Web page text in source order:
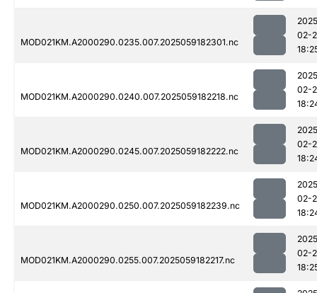
MOD021KM.A2000290.0235.007.2025059182301.nc
02-
MOD021KM.A2000290.0240.007.2025059182218.nc
02-
MOD021KM.A2000290.0245.007.2025059182222.nc
02-
MOD021KM.A2000290.0250.007.2025059182239.nc
02-
MOD021KM.A2000290.0255.007.2025059182217.nc
02-